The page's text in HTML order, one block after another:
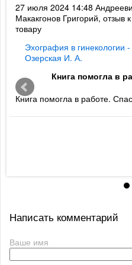
27 июля 2024 14:48
Макакгонов Григорий, отзыв к
товару
Эхография в гинекологии -
Озерская И. А.
Книга помогла в
Книга помогла в работе.
Написать комментарий
Ваше имя